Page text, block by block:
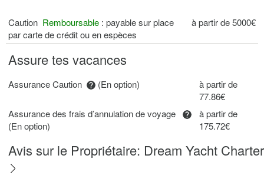
Caution Remboursable : payable sur place
par carte de crédit ou en espèces
à partir de 5000€
Assure tes vacances
Assurance Caution (En option)
à partir de
77.86€
Assurance des frais d’annulation de voyage
(En option)
à partir de
175.72€
Avis sur le Propriétaire: Dream Yacht Charter